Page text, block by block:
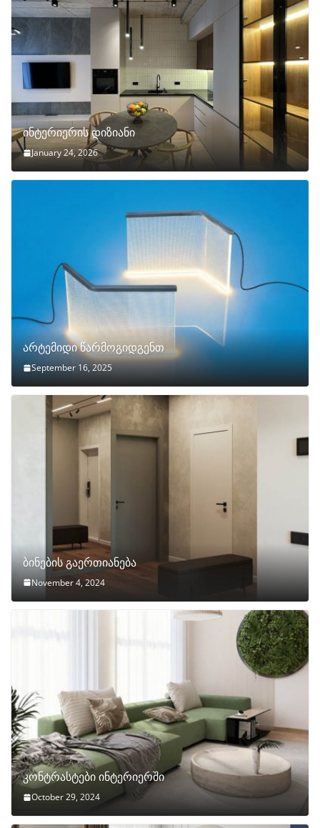
ინტერიერის დიზიანი
January 24, 2026
არტემიდი წარმოგიდგენთ
September 16, 2025
ბინების გაერთიანება
November 4, 2024
კონტრასტები ინტერიერში
October 29, 2024